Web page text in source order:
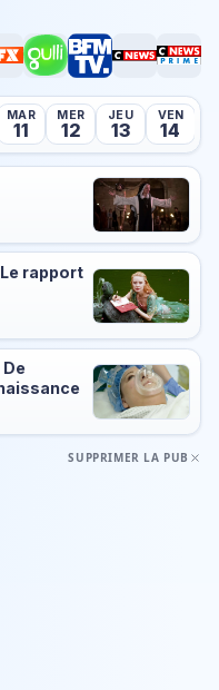
MAR
11
MER
12
JEU
13
VEN
14
rapport
SUPPRIMER LA PUB